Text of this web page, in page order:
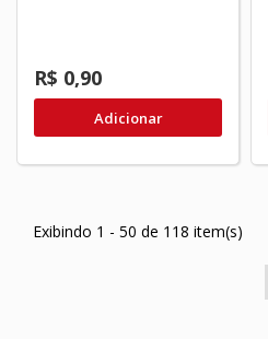
R$ 0,90
Adicionar
Exibindo 1 - 50 de 118 item(s)